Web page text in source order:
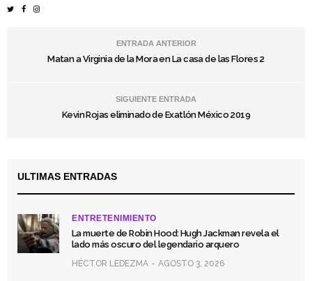
ENTRADA ANTERIOR
Matan a Virginia de la Mora en La casa de las Flores 2
SIGUIENTE ENTRADA
Kevin Rojas eliminado de Exatlón México 2019
ULTIMAS ENTRADAS
ENTRETENIMIENTO
La muerte de Robin Hood: Hugh Jackman revela el
lado más oscuro del legendario arquero
HÉCTOR LEDEZMA AGOSTO 3, 2026